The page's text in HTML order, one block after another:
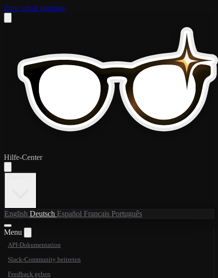
Zum Inhalt springen
Hilfe-Center
English Deutsch Español Français Português
Menu
API-Dokumentation
Slack-Community beitreten
Feedback geben